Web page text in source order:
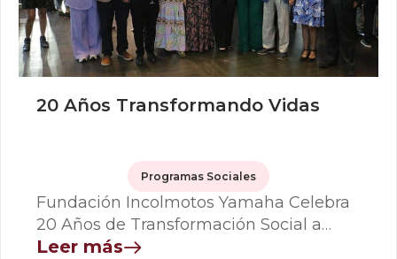
20 Años Transformando Vidas
Programas Sociales
Fundación Incolmotos Yamaha Celebra
20 Años de Transformación Social a…
Leer más